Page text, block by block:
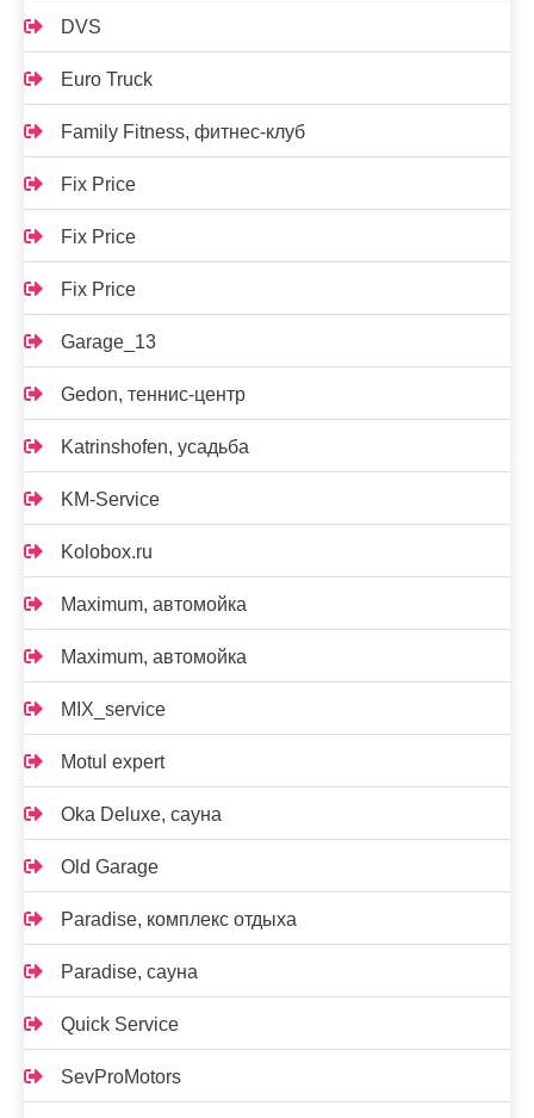
DVS
Euro Truck
Family Fitness, фитнес-клуб
Fix Price
Fix Price
Fix Price
Garage_13
Gedon, теннис-центр
Katrinshofen, усадьба
KM-Service
Kolobox.ru
Maximum, автомойка
Maximum, автомойка
MIX_service
Motul expert
Oka Deluxe, сауна
Old Garage
Paradise, комплекс отдыха
Paradise, сауна
Quick Service
SevProMotors